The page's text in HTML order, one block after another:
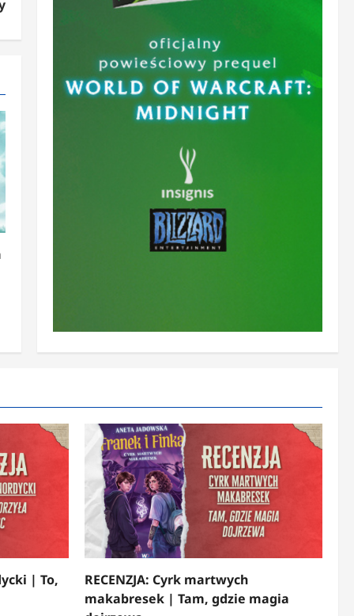
| To,
RECENZJA: Cyrk martwych
makabresek | Tam, gdzie magia